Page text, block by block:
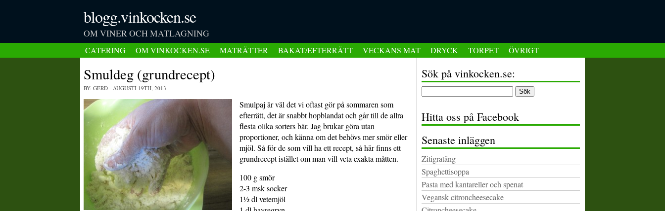
blogg.vinkocken.se
OM VINER OCH MATLAGNING
CATERING OM VINKOCKEN.SE MATRÄTTER BAKAT/EFTERRÄTT VECKANS MAT DRYCK TORPET ÖVRIGT
Smuldeg (grundrecept)
BY: GERD - AUGUSTI 19TH, 2013
Smulpaj är väl det vi oftast gör på sommaren som
efterrätt, det är snabbt hopblandat och går till de allra
flesta olika sorters bär. Jag brukar göra utan
proportioner, och känna om det behövs mer smör eller
mjöl. Så för de som vill ha ett recept, så här finns ett
grundrecept istället om man vill veta exakta måtten.
100 g smör
2-3 msk socker
1½ dl vetemjöl
Sök på vinkocken.se:
Hitta oss på Facebook
Senaste inläggen
Zitigratäng
Spaghettisoppa
Pasta med kantareller och spenat
Vegansk citroncheesecake